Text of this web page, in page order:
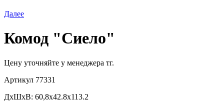
Далее
Комод "Сиело"
Цену уточняйте у менеджера тг.
Артикул 77331
ДхШхВ: 60,8х42.8х113.2